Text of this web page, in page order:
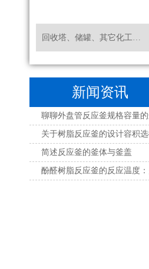
回收塔、储罐、其它化工设备系列
新闻资讯
简述反应釜的釜体与釜盖